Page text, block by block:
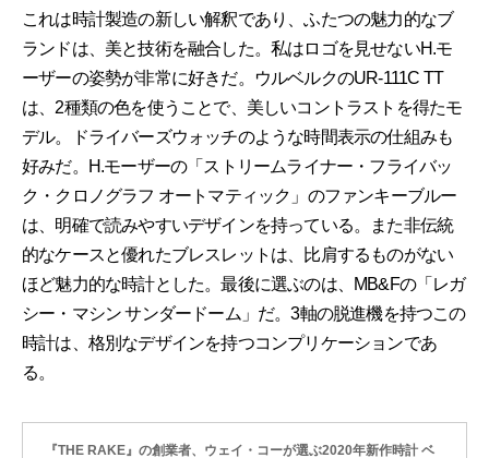
これは時計製造の新しい解釈であり、ふたつの魅力的なブ
ランドは、美と技術を融合した。私はロゴを見せないH.モ
ーザーの姿勢が非常に好きだ。ウルベルクのUR-111C TT
は、2種類の色を使うことで、美しいコントラストを得たモ
デル。ドライバーズウォッチのような時間表示の仕組みも
好みだ。H.モーザーの「ストリームライナー・フライバッ
ク・クロノグラフ オートマティック」のファンキーブルー
は、明確で読みやすいデザインを持っている。また非伝統
的なケースと優れたブレスレットは、比肩するものがない
ほど魅力的な時計とした。最後に選ぶのは、MB&Fの「レガ
シー・マシン サンダードーム」だ。3軸の脱進機を持つこの
時計は、格別なデザインを持つコンプリケーションであ
る。
『THE RAKE』の創業者、ウェイ・コーが選ぶ2020年新作時計 ベ